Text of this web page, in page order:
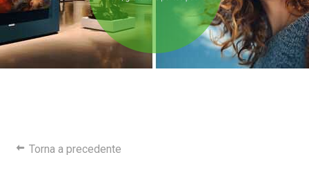
Torna a precedente